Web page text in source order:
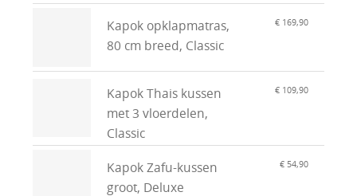
Kapok opklapmatras,
80 cm breed, Classic
€ 169,90
Kapok Thais kussen
met 3 vloerdelen,
Classic
€ 109,90
Kapok Zafu-kussen
groot, Deluxe
€ 54,90